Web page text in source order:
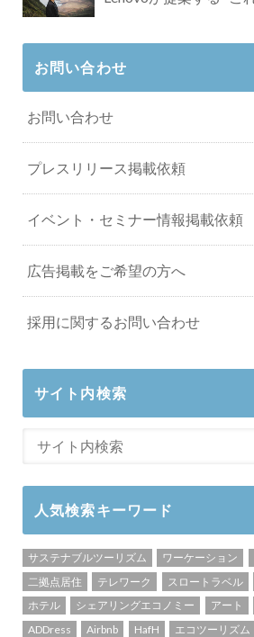
お問い合わせ
お問い合わせ
プレスリリース掲載依頼
イベント・セミナー情報掲載依頼
広告掲載をご希望の方へ
採用に関するお問い合わせ
サイト内検索
人気検索キーワード
サステナブルツーリズム ワーケーション
二拠点居住
テレワーク スロートラベル
ホテル
シェアリングエコノミー アート
ADDress
Airbnb HafH エコツーリズム